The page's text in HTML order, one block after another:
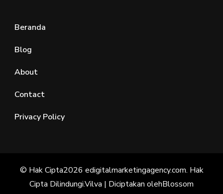
Beranda
Blog
About
Contact
Privacy Policy
© Hak Cipta2026 edigitalmarketingagency.com. Hak
Cipta Dilindungi.Vilva | Diciptakan olehBlossom